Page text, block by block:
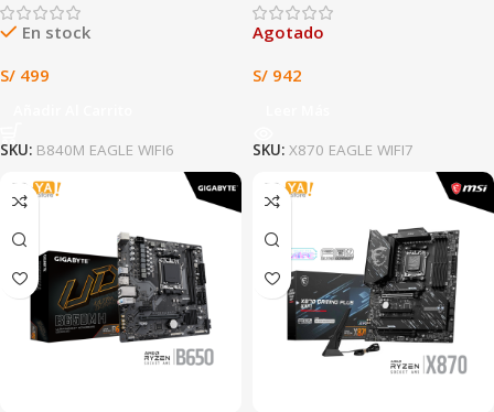
En stock
S/ 499
SKU: B840M EAGLE WIFI6
Agotado
S/ 942
SKU: X870 EAGLE WIFI7